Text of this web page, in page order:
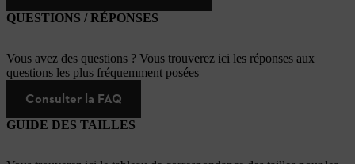
QUESTIONS / RÉPONSES
Vous avez des questions ? Vous trouverez ici les réponses aux
questions les plus fréquemment posées
Consulter la FAQ
GUIDE DES TAILLES